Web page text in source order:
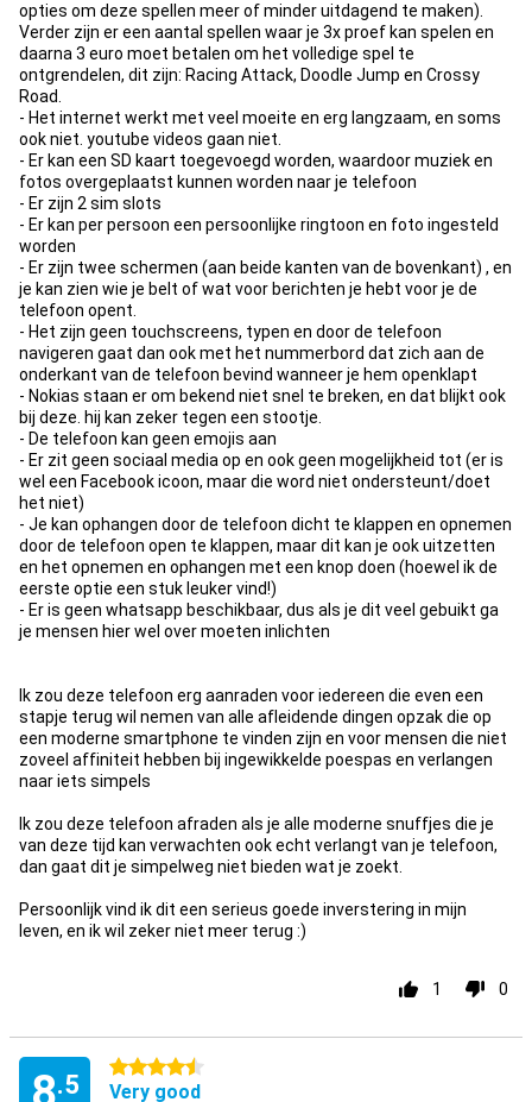
opties om deze spellen meer of minder uitdagend te maken).
Verder zijn er een aantal spellen waar je 3x proef kan spelen en
daarna 3 euro moet betalen om het volledige spel te
ontgrendelen, dit zijn: Racing Attack, Doodle Jump en Crossy
Road.
- Het internet werkt met veel moeite en erg langzaam, en soms
ook niet. youtube videos gaan niet.
- Er kan een SD kaart toegevoegd worden, waardoor muziek en
fotos overgeplaatst kunnen worden naar je telefoon
- Er zijn 2 sim slots
- Er kan per persoon een persoonlijke ringtoon en foto ingesteld
worden
- Er zijn twee schermen (aan beide kanten van de bovenkant) , en
je kan zien wie je belt of wat voor berichten je hebt voor je de
telefoon opent.
- Het zijn geen touchscreens, typen en door de telefoon
navigeren gaat dan ook met het nummerbord dat zich aan de
onderkant van de telefoon bevind wanneer je hem openklapt
- Nokias staan er om bekend niet snel te breken, en dat blijkt ook
bij deze. hij kan zeker tegen een stootje.
- De telefoon kan geen emojis aan
- Er zit geen sociaal media op en ook geen mogelijkheid tot (er is
wel een Facebook icoon, maar die word niet ondersteunt/doet
het niet)
- Je kan ophangen door de telefoon dicht te klappen en opnemen
door de telefoon open te klappen, maar dit kan je ook uitzetten
en het opnemen en ophangen met een knop doen (hoewel ik de
eerste optie een stuk leuker vind!)
- Er is geen whatsapp beschikbaar, dus als je dit veel gebuikt ga
je mensen hier wel over moeten inlichten
Ik zou deze telefoon erg aanraden voor iedereen die even een
stapje terug wil nemen van alle afleidende dingen opzak die op
een moderne smartphone te vinden zijn en voor mensen die niet
zoveel affiniteit hebben bij ingewikkelde poespas en verlangen
naar iets simpels
Ik zou deze telefoon afraden als je alle moderne snuffjes die je
van deze tijd kan verwachten ook echt verlangt van je telefoon,
dan gaat dit je simpelweg niet bieden wat je zoekt.
Persoonlijk vind ik dit een serieus goede inverstering in mijn
leven, en ik wil zeker niet meer terug :)
1 0
.5
4.5 stars
Very good